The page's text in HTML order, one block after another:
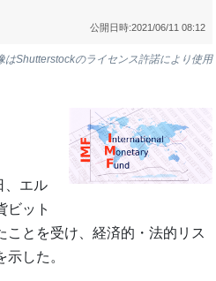
公開日時:2021/06/11 08:12
はShutterstockのライセンス許諾により使用
、エル
ビット
ことを受け、経済的・法的リス
した。